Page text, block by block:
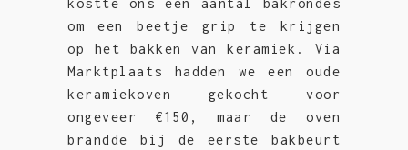
om een beetje grip te krijgen
op het bakken van keramiek. Via
Marktplaats hadden we een oude
keramiekoven gekocht voor
ongeveer €150, maar de oven
brandde bij de eerste bakbeurt